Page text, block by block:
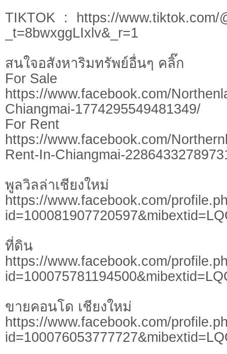
TIKTOK : https://www.tiktok.com/
_t=8bwxggLIxlv&_r=1
สนใจอสังหาริมทรัพย์อื่นๆ คลิ๊ก
For Sale
https://www.facebook.com/
Chiangmai-1774295549481349/
For Rent
https://www.facebook.com/
Rent-In-Chiangmai-
พูลวิลล่าเชียงใหม่
https://www.facebook.com/
ที่ดิน
https://www.facebook.com/
ขายคอนโด เชียงใหม่
https://www.facebook.com/